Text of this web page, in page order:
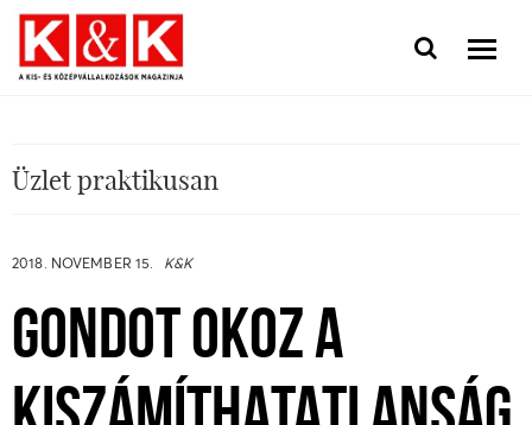
Üzlet praktikusan
2018. NOVEMBER 15. K&K
GONDOT OKOZ A